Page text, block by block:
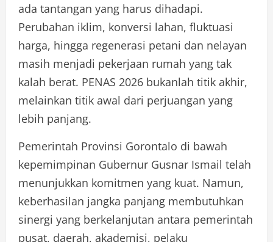
ada tantangan yang harus dihadapi.
Perubahan iklim, konversi lahan, fluktuasi
harga, hingga regenerasi petani dan nelayan
masih menjadi pekerjaan rumah yang tak
kalah berat. PENAS 2026 bukanlah titik akhir,
melainkan titik awal dari perjuangan yang
lebih panjang.
Pemerintah Provinsi Gorontalo di bawah
kepemimpinan Gubernur Gusnar Ismail telah
menunjukkan komitmen yang kuat. Namun,
keberhasilan jangka panjang membutuhkan
sinergi yang berkelanjutan antara pemerintah
pusat, daerah, akademisi, pelaku